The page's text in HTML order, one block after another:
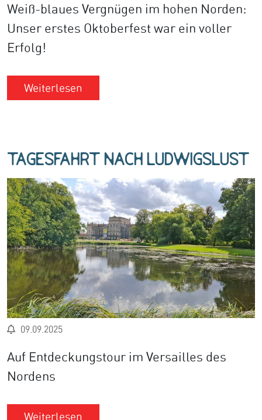
Weiß-blaues Vergnügen im hohen Norden:
Unser erstes Oktoberfest war ein voller
Erfolg!
Weiterlesen
Tagesfahrt nach Ludwigslust
09.09.2025
Auf Entdeckungstour im Versailles des
Nordens
Weiterlesen